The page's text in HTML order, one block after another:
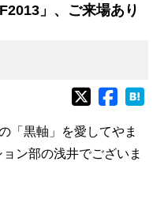
」、ご来場あり
「黒軸」を愛してやま
ン部の浅井でございま